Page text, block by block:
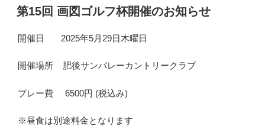
稿
日:
第15回 画図ゴルフ杯開催のお知らせ
開催日 2025年5月29日木曜日
開催場所 肥後サンバレーカントリークラブ
プレー費 6500円 (税込み)
※昼食は別途料金となります